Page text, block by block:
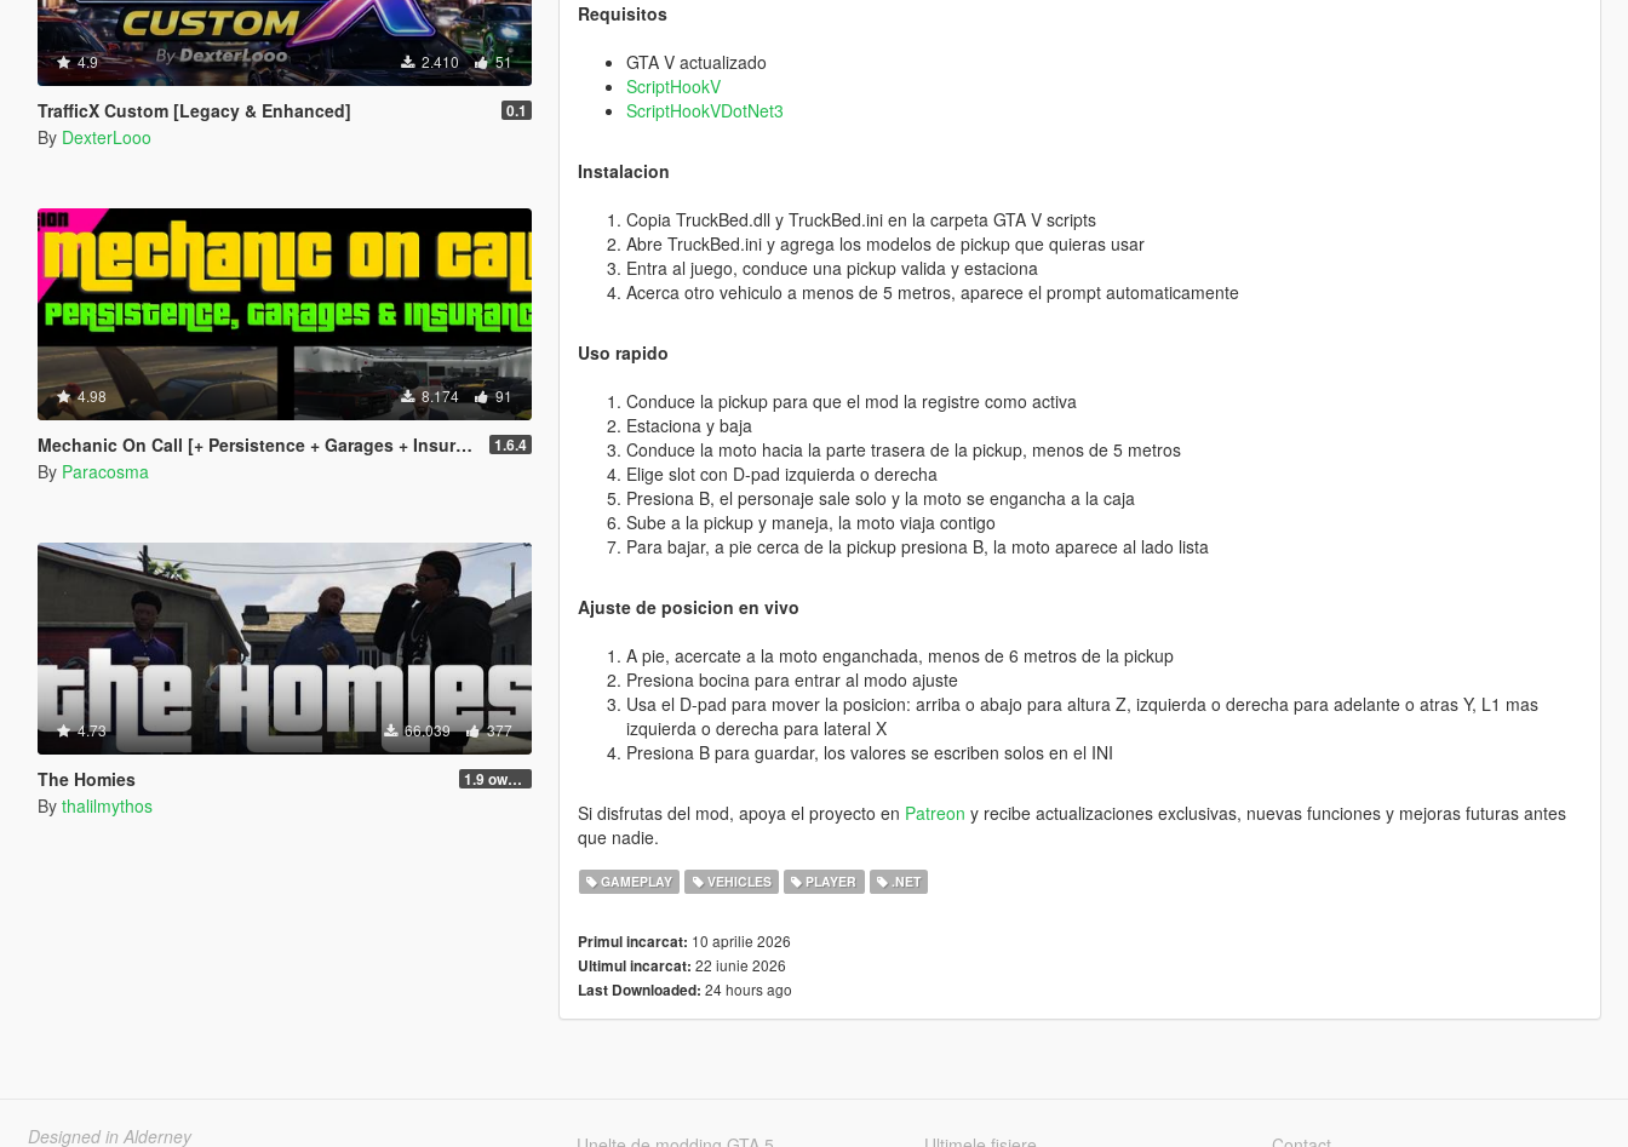
4.9 2.410 51
TrafficX Custom [Legacy & Enhanced] 0.1
By DexterLooo
4.98 8.174 91
Mechanic On Call [+ Persistence + Garages + Insurance] 1.6.4
By Paracosma
4.73 66.039 377
The Homies 1.9 own gang attacks fix
By thalilmythos
Requisitos
GTA V actualizado
ScriptHookV
ScriptHookVDotNet3
Instalacion
Copia TruckBed.dll y TruckBed.ini en la carpeta GTA V scripts
Abre TruckBed.ini y agrega los modelos de pickup que quieras usar
Entra al juego, conduce una pickup valida y estaciona
Acerca otro vehiculo a menos de 5 metros, aparece el prompt automaticamente
Uso rapido
Conduce la pickup para que el mod la registre como activa
Estaciona y baja
Conduce la moto hacia la parte trasera de la pickup, menos de 5 metros
Elige slot con D-pad izquierda o derecha
Presiona B, el personaje sale solo y la moto se engancha a la caja
Sube a la pickup y maneja, la moto viaja contigo
Para bajar, a pie cerca de la pickup presiona B, la moto aparece al lado lista
Ajuste de posicion en vivo
A pie, acercate a la moto enganchada, menos de 6 metros de la pickup
Presiona bocina para entrar al modo ajuste
Usa el D-pad para mover la posicion: arriba o abajo para altura Z, izquierda o derecha para adelante o atras Y, L1 mas
izquierda o derecha para lateral X
Presiona B para guardar, los valores se escriben solos en el INI
Si disfrutas del mod, apoya el proyecto en Patreon y recibe actualizaciones exclusivas, nuevas funciones y mejoras futuras antes
que nadie.
GAMEPLAY VEHICLES PLAYER .NET
Primul incarcat: 10 aprilie 2026
Ultimul incarcat: 22 iunie 2026
Last Downloaded: 24 hours ago
Designed in Alderney